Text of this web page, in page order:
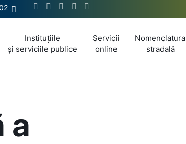
Instituțiile
și serviciile publice
Servicii
online
Nomenclatura
stradală
a